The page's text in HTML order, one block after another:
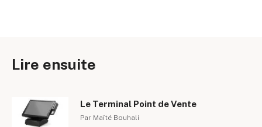
Lire ensuite
Le Terminal Point de Vente
Par Maïté Bouhali